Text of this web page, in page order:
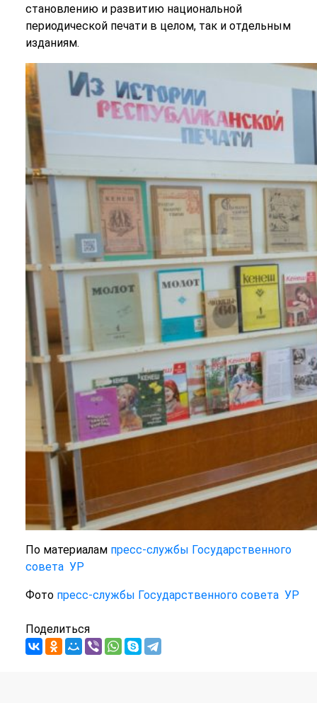
становлению и развитию национальной
периодической печати в целом, так и отдельным
изданиям.
По материалам пресс-службы Государственного
совета УР
Фото пресс-службы Государственного совета УР
Поделиться